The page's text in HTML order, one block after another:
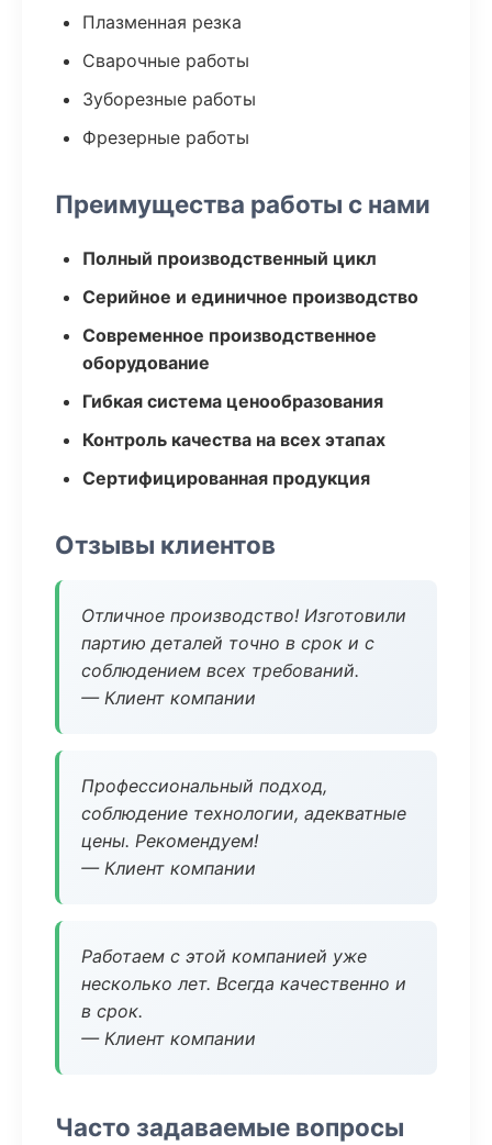
Плазменная резка
Сварочные работы
Зуборезные работы
Фрезерные работы
Преимущества работы с нами
Полный производственный цикл
Серийное и единичное производство
Современное производственное
оборудование
Гибкая система ценообразования
Контроль качества на всех этапах
Сертифицированная продукция
Отзывы клиентов
Отличное производство! Изготовили
партию деталей точно в срок и с
соблюдением всех требований.
— Клиент компании
Профессиональный подход,
соблюдение технологии, адекватные
цены. Рекомендуем!
— Клиент компании
Работаем с этой компанией уже
несколько лет. Всегда качественно и
в срок.
— Клиент компании
Часто задаваемые вопросы